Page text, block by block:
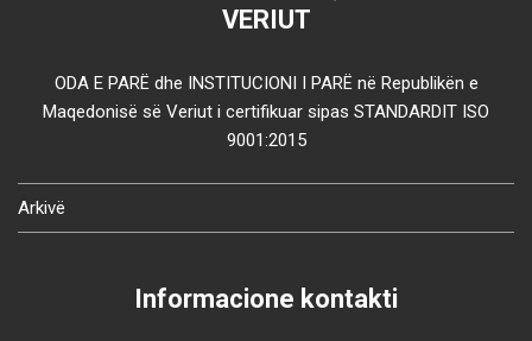
VERIUT
ODA E PARË dhe INSTITUCIONI I PARË në Republikën e
Maqedonisë së Veriut i certifikuar sipas STANDARDIT ISO
9001:2015
Arkivë
Informacione kontakti